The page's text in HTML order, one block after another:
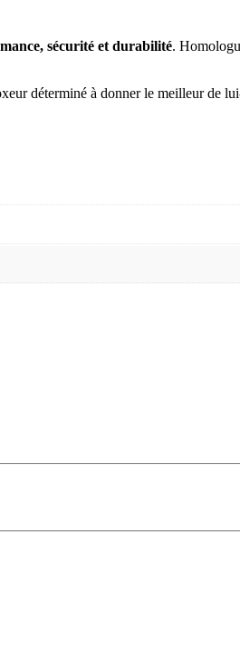
sécurité et durabilité.
déterminé à donner le meilleur de